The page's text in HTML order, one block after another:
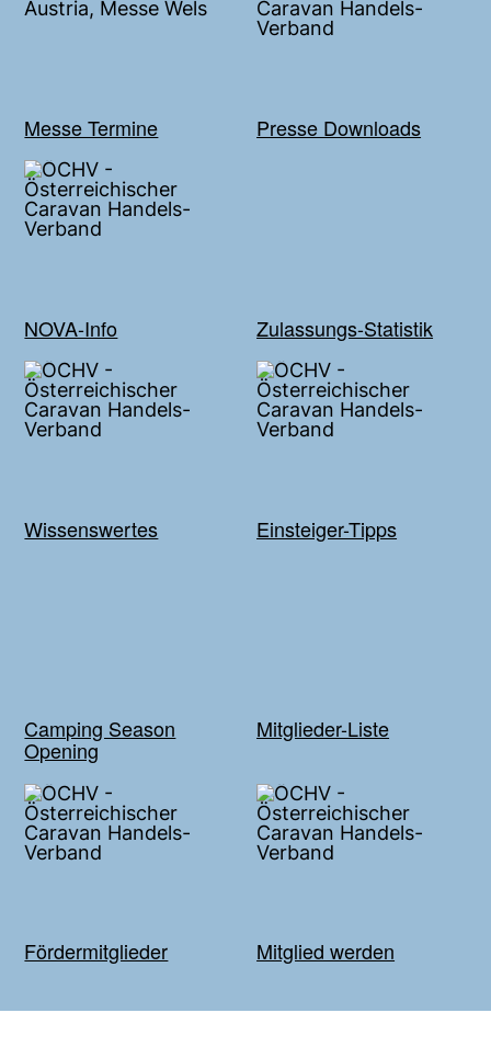
Messe Termine Presse Downloads
NOVA-Info Zulassungs-Statistik
Wissenswertes Einsteiger-Tipps
Camping Season
Opening
Mitglieder-Liste
Fördermitglieder Mitglied werden